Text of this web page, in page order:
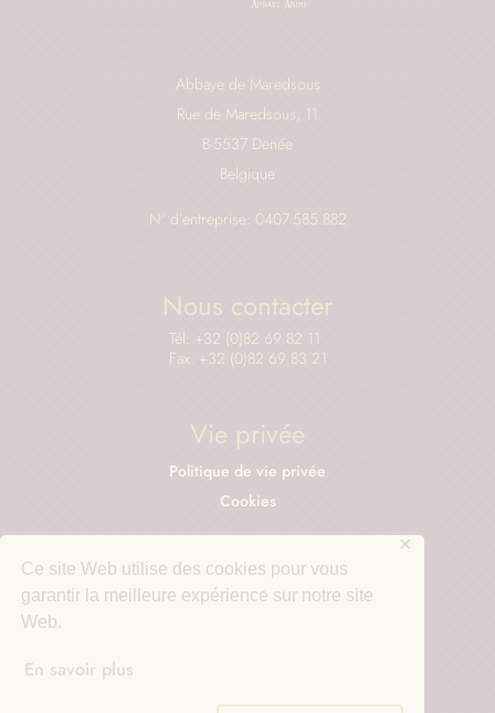
Ce site Web utilise des cookies pour vous
garantir la meilleure expérience sur notre site
Web.
En savoir plus
✕
Abbaye de Maredsous
Rue de Maredsous, 11
B-5537 Denée
Belgique
N° d’entreprise: 0407.585.882
Nous contacter
Tél: +32 (0)82 69 82 11
Fax: +32 (0)82 69 83 21
Vie privée
Politique de vie privée
Cookies
Autour de l'abbaye